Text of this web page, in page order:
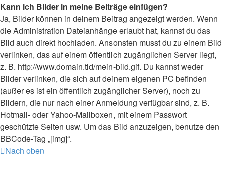
Kann ich Bilder in meine Beiträge einfügen?
Ja, Bilder können in deinem Beitrag angezeigt werden. Wenn
die Administration Dateianhänge erlaubt hat, kannst du das
Bild auch direkt hochladen. Ansonsten musst du zu einem Bild
verlinken, das auf einem öffentlich zugänglichen Server liegt,
z. B. http://www.domain.tld/mein-bild.gif. Du kannst weder
Bilder verlinken, die sich auf deinem eigenen PC befinden
(außer es ist ein öffentlich zugänglicher Server), noch zu
Bildern, die nur nach einer Anmeldung verfügbar sind, z. B.
Hotmail- oder Yahoo-Mailboxen, mit einem Passwort
geschützte Seiten usw. Um das Bild anzuzeigen, benutze den
BBCode-Tag „[img]“.
Nach oben